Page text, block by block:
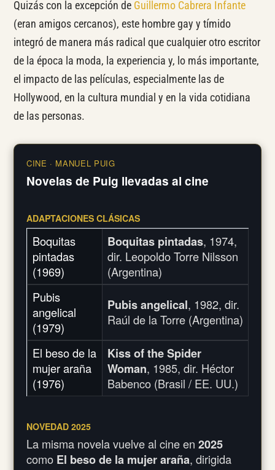
Quizás con la excepción de Guillermo Cabrera Infante
(eran amigos cercanos), este hombre gay y tímido
integró de manera más radical que cualquier otro escritor
de la época la moda, la experiencia y, lo más importante,
el impacto de las películas, especialmente las de
Hollywood, en la cultura mundial y en la vida cotidiana
de las personas.
CINE · MANUEL PUIG
Novelas de Puig llevadas al cine
ADAPTACIONES CLÁSICAS
Boquitas
pintadas
(1969)
Boquitas pintadas, 1974,
dir. Leopoldo Torre Nilsson
(Argentina)
Pubis
angelical
(1979)
Pubis angelical, 1982, dir.
Raúl de la Torre (Argentina)
El beso de la
mujer araña
(1976)
Kiss of the Spider
Woman, 1985, dir. Héctor
Babenco (Brasil / EE. UU.)
NOVEDAD 2025
La misma novela vuelve al cine en 2025
como El beso de la mujer araña, dirigida